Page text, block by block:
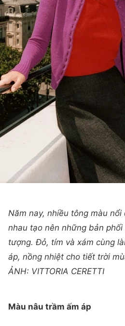
Năm nay, nhiều tông màu
nhau tạo nên những bản
tượng. Đỏ, tím và xám cùng
áp, nồng nhiệt cho tiết trời
ẢNH: VITTORIA CERETTI
Màu nâu trầm ấm áp